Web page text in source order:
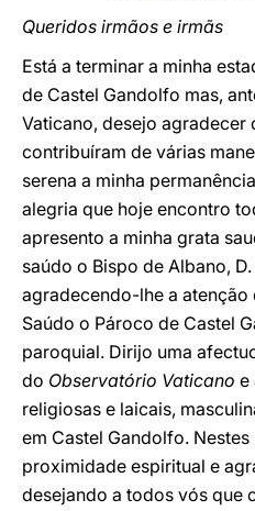
Queridos irmãos e irmãs
Está a terminar a minha
de Castel Gandolfo mas,
Vaticano, desejo agradecer
contribuíram de várias
serena a minha
alegria que hoje encontro
apresento a minha grata
saúdo o Bispo de Albano,
agradecendo-lhe a atenção
Saúdo o Pároco de Castel
paroquial. Dirijo uma
do Observatório Vaticano e
religiosas e laicais,
em Castel Gandolfo. Nestes
proximidade espiritual e
desejando a todos vós que